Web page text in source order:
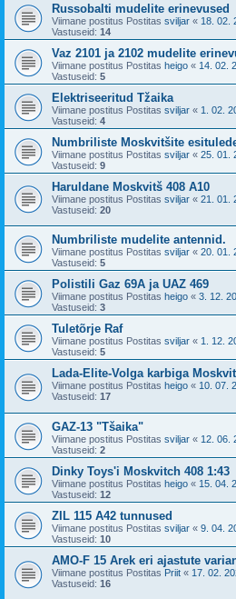
Russobalti mudelite erinevused
Viimane postitus Postitas sviljar « 18. 02.
Vastuseid: 14
Vaz 2101 ja 2102 mudelite
Viimane postitus Postitas heigo « 14. 02.
Vastuseid: 5
Elektriseeritud Tžaika
Viimane postitus Postitas sviljar « 1. 02.
Vastuseid: 4
Numbriliste Moskvitšite
Viimane postitus Postitas sviljar « 25. 01.
Vastuseid: 9
Haruldane Moskvitš 408 A10
Viimane postitus Postitas sviljar « 21. 01.
Vastuseid: 20
Numbriliste mudelite antennid.
Viimane postitus Postitas sviljar « 20. 01.
Vastuseid: 5
Polistili Gaz 69A ja UAZ 469
Viimane postitus Postitas heigo « 3. 12.
Vastuseid: 3
Tuletõrje Raf
Viimane postitus Postitas sviljar « 1. 12.
Vastuseid: 5
Lada-Elite-Volga karbiga
Viimane postitus Postitas heigo « 10. 07.
Vastuseid: 17
GAZ-13 "Tšaika"
Viimane postitus Postitas sviljar « 12. 06.
Vastuseid: 2
Dinky Toys'i Moskvitch 408 1:43
Viimane postitus Postitas heigo « 15. 04.
Vastuseid: 12
ZIL 115 A42 tunnused
Viimane postitus Postitas sviljar « 9. 04.
Vastuseid: 10
AMO-F 15 Arek eri ajastute
Viimane postitus Postitas Priit « 17. 02.
Vastuseid: 16